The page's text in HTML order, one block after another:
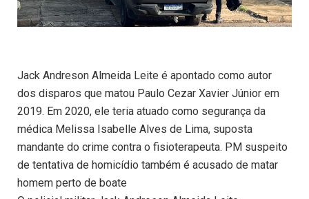
Jack Andreson Almeida Leite é apontado como autor
dos disparos que matou Paulo Cezar Xavier Júnior em
2019. Em 2020, ele teria atuado como segurança da
médica Melissa Isabelle Alves de Lima, suposta
mandante do crime contra o fisioterapeuta. PM suspeito
de tentativa de homicídio também é acusado de matar
homem perto de boate